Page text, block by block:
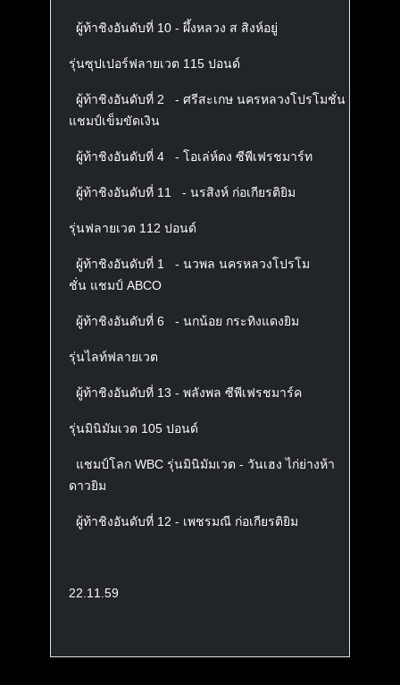
ผู้ท้าชิงอันดับที่ 10 - ผึ้งหลวง ส สิงห์อยู่
รุ่นซุปเปอร์ฟลายเวต 115 ปอนด์
ผู้ท้าชิงอันดับที่ 2 - ศรีสะเกษ นครหลวงโปรโมชั่น
แชมป์เข็มขัดเงิน
ผู้ท้าชิงอันดับที่ 4 - โอเล่ห์ดง ซีพีเฟรชมาร์ท
ผู้ท้าชิงอันดับที่ 11 - นรสิงห์ ก่อเกียรติยิม
รุ่นฟลายเวต 112 ปอนด์
ผู้ท้าชิงอันดับที่ 1 - นวพล นครหลวงโปรโม
ชั่น แชมป์ ABCO
ผู้ท้าชิงอันดับที่ 6 - นกน้อย กระทิงแดงยิม
รุ่นไลท์ฟลายเวต
ผู้ท้าชิงอันดับที่ 13 - พลังพล ซีพีเฟรชมาร์ค
รุ่นมินิมัมเวต 105 ปอนด์
แชมป์โลก WBC รุ่นมินิมัมเวต - วันเฮง ไก่ย่างห้า
ดาวยิม
ผู้ท้าชิงอันดับที่ 12 - เพชรมณี ก่อเกียรติยิม
22.11.59